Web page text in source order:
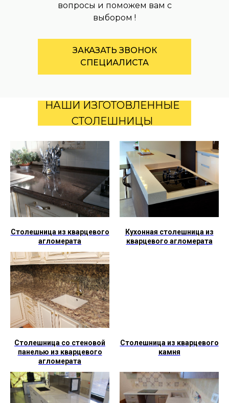
вопросы и поможем вам с
выбором !
ЗАКАЗАТЬ ЗВОНОК
СПЕЦИАЛИСТА
НАШИ ИЗГОТОВЛЕННЫЕ
СТОЛЕШНИЦЫ
Столешница из кварцевого
агломерата
Кухонная столешница из
кварцевого агломерата
Столешница со стеновой
панелью из кварцевого
агломерата
Столешница из кварцевого
камня